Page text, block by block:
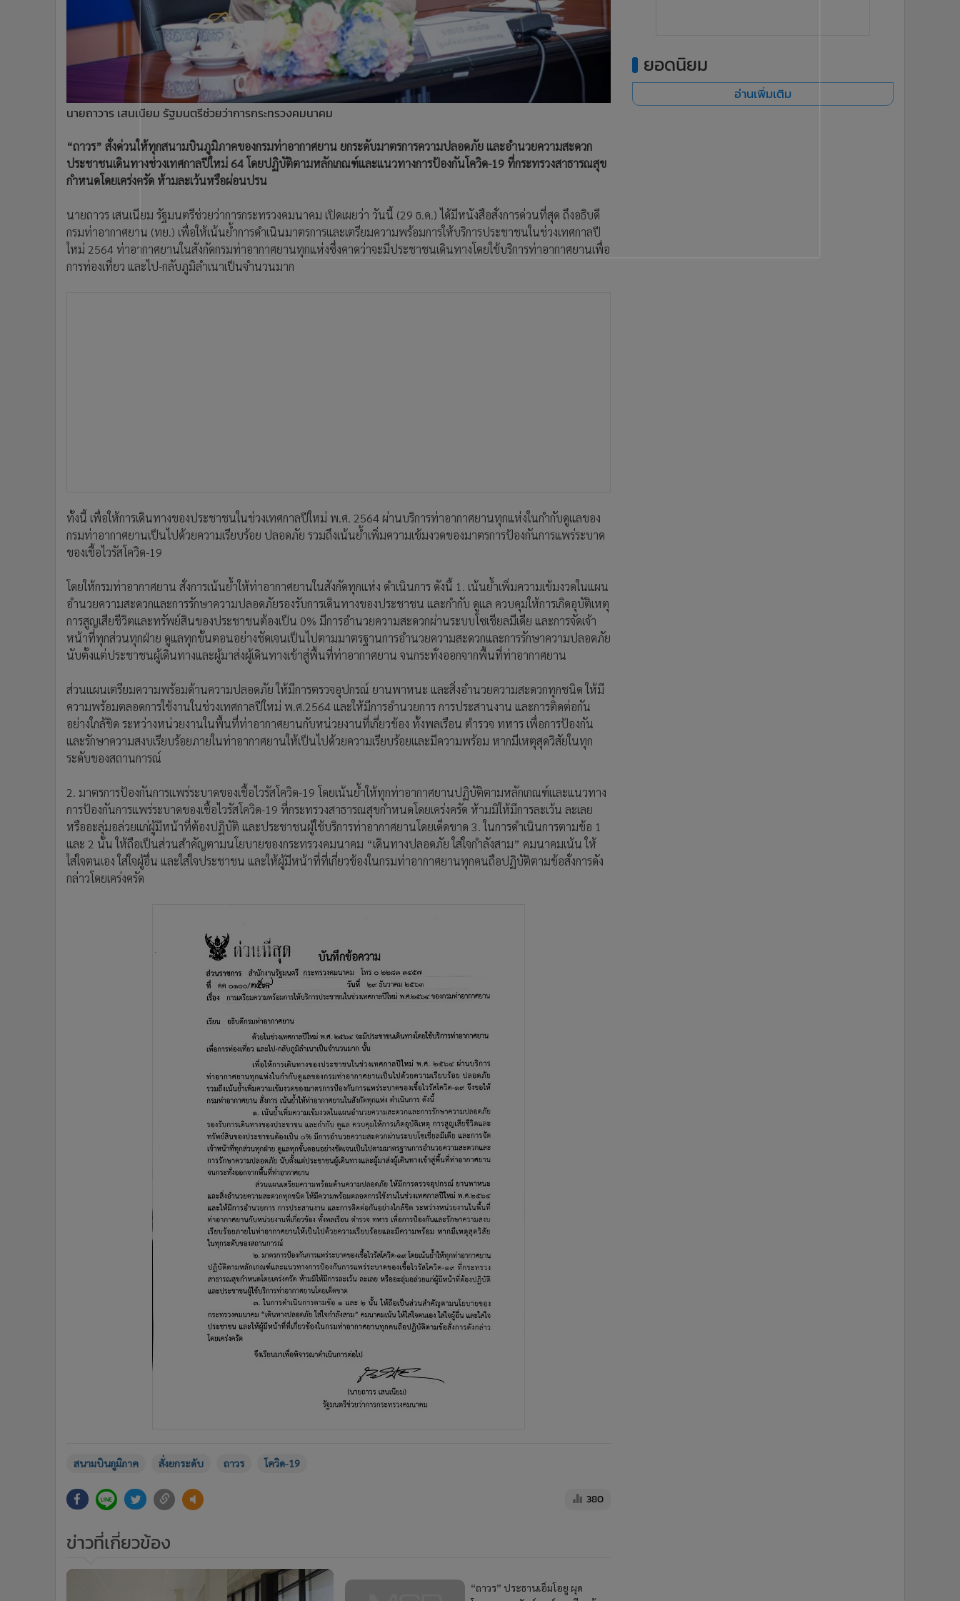
นายถาวาร เสนเนียม รัฐมนตรีช่วยว่าการกระทรวงคมนาคม
“ถาวร” สั่งด่วนให้ทุกสนามบินภูมิภาคของกรมท่าอากาศยาน ยกระดับมาตรการความปลอดภัย และอำนวยความสะดวก
ประชาชนเดินทางช่วงเทศกาลปีใหม่ 64 โดยปฏิบัติตามหลักเกณฑ์และแนวทางการป้องกันโควิด-19 ที่กระทรวงสาธารณสุข
กำหนดโดยเคร่งครัด ห้ามละเว้นหรือผ่อนปรน
นายถาวร เสนเนียม รัฐมนตรีช่วยว่าการกระทรวงคมนาคม เปิดเผยว่า วันนี้ (29 ธ.ค.) ได้มีหนังสือสั่งการด่วนที่สุด ถึงอธิบดี
กรมท่าอากาศยาน (ทย.) เพื่อให้เน้นย้ำการดำเนินมาตรการและเตรียมความพร้อมการให้บริการประชาชนในช่วงเทศกาลปี
ใหม่ 2564 ท่าอากาศยานในสังกัดกรมท่าอากาศยานทุกแห่งซึ่งคาดว่าจะมีประชาชนเดินทางโดยใช้บริการท่าอากาศยานเพื่อ
การท่องเที่ยว และไป-กลับภูมิลำเนาเป็นจำนวนมาก
ทั้งนี้ เพื่อให้การเดินทางของประชาชนในช่วงเทศกาลปีใหม่ พ.ศ. 2564 ผ่านบริการท่าอากาศยานทุกแห่งในกำกับดูแลของ
กรมท่าอากาศยานเป็นไปด้วยความเรียบร้อย ปลอดภัย รวมถึงเน้นย้ำเพิ่มความเข้มงวดของมาตรการป้องกันการแพร่ระบาด
ของเชื้อไวรัสโควิด-19
โดยให้กรมท่าอากาศยาน สั่งการเน้นย้ำให้ท่าอากาศยานในสังกัดทุกแห่ง ดำเนินการ ดังนี้ 1. เน้นย้ำเพิ่มความเข้มงวดในแผน
อำนวยความสะดวกและการรักษาความปลอดภัยรองรับการเดินทางของประชาชน และกำกับ ดูแล ควบคุมให้การเกิดอุบัติเหตุ
การสูญเสียชีวิตและทรัพย์สินของประชาชนต้องเป็น 0% มีการอำนวยความสะดวกผ่านระบบโซเชียลมีเดีย และการจัดเจ้า
หน้าที่ทุกส่วนทุกฝ่าย ดูแลทุกขั้นตอนอย่างชัดเจนเป็นไปตามมาตรฐานการอำนวยความสะดวกและการรักษาความปลอดภัย
นับตั้งแต่ประชาชนผู้เดินทางและผู้มาส่งผู้เดินทางเข้าสู่พื้นที่ท่าอากาศยาน จนกระทั่งออกจากพื้นที่ท่าอากาศยาน
ส่วนแผนเตรียมความพร้อมด้านความปลอดภัย ให้มีการตรวจอุปกรณ์ ยานพาหนะ และสิ่งอำนวยความสะดวกทุกชนิด ให้มี
ความพร้อมตลอดการใช้งานในช่วงเทศกาลปีใหม่ พ.ศ.2564 และให้มีการอำนวยการ การประสานงาน และการติดต่อกัน
อย่างใกล้ชิด ระหว่างหน่วยงานในพื้นที่ท่าอากาศยานกับหน่วยงานที่เกี่ยวข้อง ทั้งพลเรือน ตำรวจ ทหาร เพื่อการป้องกัน
และรักษาความสงบเรียบร้อยภายในท่าอากาศยานให้เป็นไปด้วยความเรียบร้อยและมีความพร้อม หากมีเหตุสุดวิสัยในทุก
ระดับของสถานการณ์
2. มาตรการป้องกันการแพร่ระบาดของเชื้อไวรัสโควิด-19 โดยเน้นย้ำให้ทุกท่าอากาศยานปฏิบัติตามหลักเกณฑ์และแนวทาง
การป้องกันการแพร่ระบาดของเชื้อไวรัสโควิด-19 ที่กระทรวงสาธารณสุขกำหนดโดยเคร่งครัด ห้ามมิให้มีการละเว้น ละเลย
หรืออะลุ่มอล่วยแก่ผู้มีหน้าที่ต้องปฏิบัติ และประชาชนผู้ใช้บริการท่าอากาศยานโดยเด็ดขาด 3. ในการดำเนินการตามข้อ 1
และ 2 นั้น ให้ถือเป็นส่วนสำคัญตามนโยบายของกระทรวงคมนาคม “เดินทางปลอดภัย ใส่ใจกำลังสาม” คมนาคมเน้น ให้
ใส่ใจตนเอง ใส่ใจผู้อื่น และใส่ใจประชาชน และให้ผู้มีหน้าที่ที่เกี่ยวข้องในกรมท่าอากาศยานทุกคนถือปฏิบัติตามข้อสั่งการดัง
กล่าวโดยเคร่งครัด
สนามบินภูมิภาค สั่งยกระดับ ถาวร โควิด-19
380
ข่าวที่เกี่ยวข้อง
“ถาวร” ประธานเอ็มโอยู ผุด
ยอดนิยม
อ่านเพิ่มเติม